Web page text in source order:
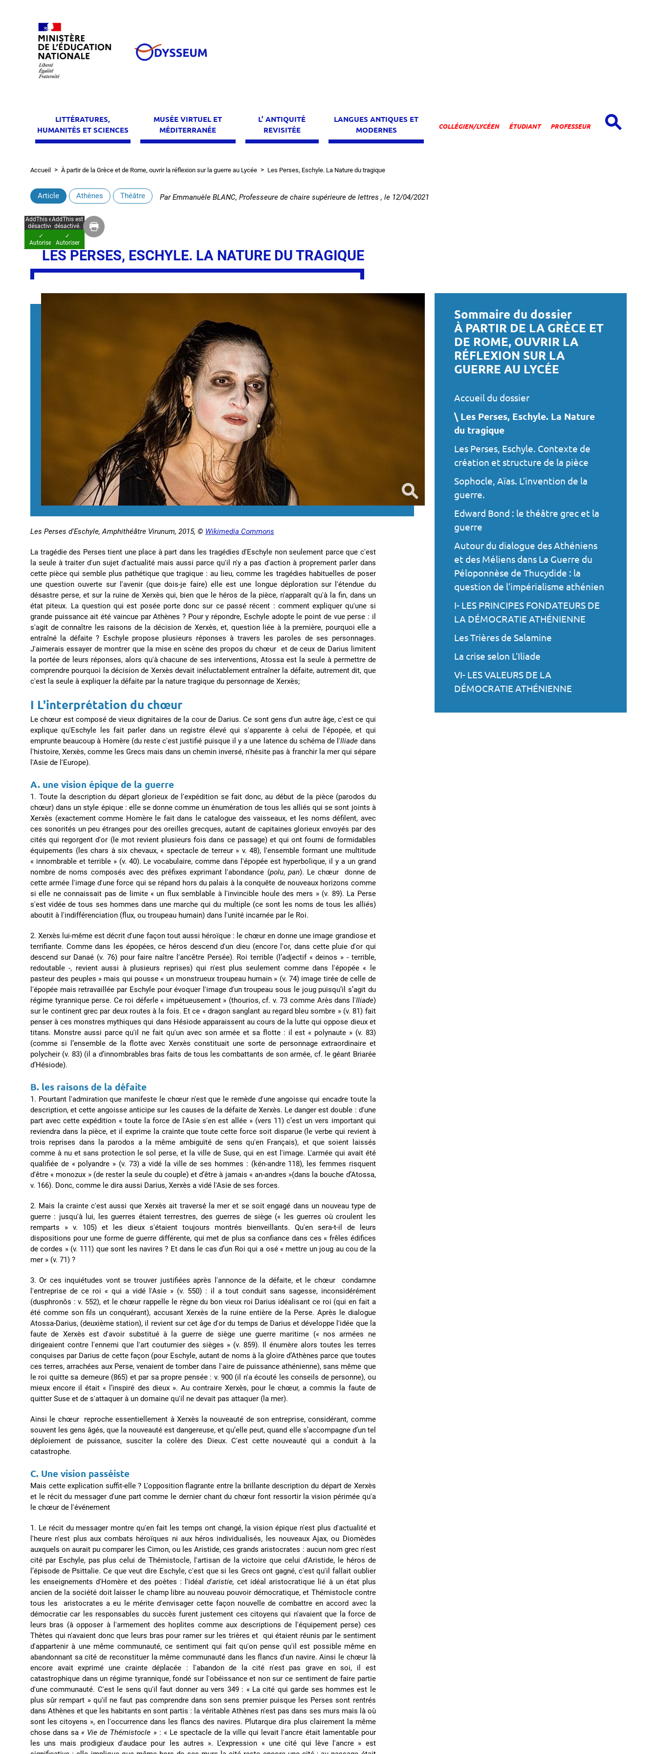
LITTÉRATURES,
HUMANITÉS ET SCIENCES
MUSÉE VIRTUEL ET
MÉDITERRANÉE
L’ ANTIQUITÉ
REVISITÉE
LANGUES ANTIQUES ET
MODERNES
Espaces
COLLÉGIEN/LYCÉEN ÉTUDIANT PROFESSEUR
Fil
d'Ariane
Accueil À partir de la Grèce et de Rome, ouvrir la réflexion sur la guerre au Lycée Les Perses, Eschyle. La Nature du tragique
Article Athènes Théâtre ParEmmanuèle BLANC, Professeure de chaire supérieure de lettres , le 12/04/2021
AddThis est
désactivé.
✓
Autoriser
AddThis est
désactivé.
✓
Autoriser
LES PERSES, ESCHYLE. LA NATURE DU TRAGIQUE
Les Perses d'Eschyle, Amphithéâtre Virunum, 2015, © Wikimedia Commons
La tragédie des Perses tient une place à part dans les tragédies d'Eschyle non seulement parce que c'est
la seule à traiter d'un sujet d'actualité mais aussi parce qu'il n'y a pas d'action à proprement parler dans
cette pièce qui semble plus pathétique que tragique : au lieu, comme les tragédies habituelles de poser
une question ouverte sur l'avenir (que dois-je faire) elle est une longue déploration sur l'étendue du
désastre perse, et sur la ruine de Xerxès qui, bien que le héros de la pièce, n'apparaît qu'à la fin, dans un
état piteux. La question qui est posée porte donc sur ce passé récent : comment expliquer qu'une si
grande puissance ait été vaincue par Athènes ? Pour y répondre, Eschyle adopte le point de vue perse : il
s'agit de connaître les raisons de la décision de Xerxès, et, question liée à la première, pourquoi elle a
entraîné la défaite ? Eschyle propose plusieurs réponses à travers les paroles de ses personnages.
J'aimerais essayer de montrer que la mise en scène des propos du chœur et de ceux de Darius limitent
la portée de leurs réponses, alors qu'à chacune de ses interventions, Atossa est la seule à permettre de
comprendre pourquoi la décision de Xerxès devait inéluctablement entraîner la défaite, autrement dit, que
c'est la seule à expliquer la défaite par la nature tragique du personnage de Xerxès;
I L'interprétation du chœur
Le chœur est composé de vieux dignitaires de la cour de Darius. Ce sont gens d'un autre âge, c'est ce qui
explique qu'Eschyle les fait parler dans un registre élevé qui s'apparente à celui de l'épopée, et qui
emprunte beaucoup à Homère (du reste c'est justifié puisque il y a une latence du schéma de l'Iliade dans
l'histoire, Xerxès, comme les Grecs mais dans un chemin inversé, n'hésite pas à franchir la mer qui sépare
l'Asie de l'Europe).
A. une vision épique de la guerre
1. Toute la description du départ glorieux de l'expédition se fait donc, au début de la pièce (parodos du
chœur) dans un style épique : elle se donne comme un énumération de tous les alliés qui se sont joints à
Xerxès (exactement comme Homère le fait dans le catalogue des vaisseaux, et les noms défilent, avec
ces sonorités un peu étranges pour des oreilles grecques, autant de capitaines glorieux envoyés par des
cités qui regorgent d'or (le mot revient plusieurs fois dans ce passage) et qui ont fourni de formidables
équipements (les chars à six chevaux, « spectacle de terreur » v. 48), l'ensemble formant une multitude
« innombrable et terrible » (v. 40). Le vocabulaire, comme dans l'épopée est hyperbolique, il y a un grand
nombre de noms composés avec des préfixes exprimant l'abondance (polu, pan). Le chœur donne de
cette armée l'image d'une force qui se répand hors du palais à la conquête de nouveaux horizons comme
si elle ne connaissait pas de limite « un flux semblable à l'invincible houle des mers » (v. 89). La Perse
s'est vidée de tous ses hommes dans une marche qui du multiple (ce sont les noms de tous les alliés)
aboutit à l'indifférenciation (flux, ou troupeau humain) dans l'unité incarnée par le Roi.
2. Xerxès lui-même est décrit d'une façon tout aussi héroïque : le chœur en donne une image grandiose et
terrifiante. Comme dans les épopées, ce héros descend d'un dieu (encore l'or, dans cette pluie d'or qui
descend sur Danaé (v. 76) pour faire naître l'ancêtre Persée). Roi terrible (l’adjectif « deinos » - terrible,
redoutable -, revient aussi à plusieurs reprises) qui n'est plus seulement comme dans l'épopée « le
pasteur des peuples » mais qui pousse « un monstrueux troupeau humain » (v. 74) image tirée de celle de
l'épopée mais retravaillée par Eschyle pour évoquer l'image d'un troupeau sous le joug puisqu’il s’agit du
régime tyrannique perse. Ce roi déferle « impétueusement » (thourios, cf. v. 73 comme Arès dans l'Iliade)
sur le continent grec par deux routes à la fois. Et ce « dragon sanglant au regard bleu sombre » (v. 81) fait
penser à ces monstres mythiques qui dans Hésiode apparaissent au cours de la lutte qui oppose dieux et
titans. Monstre aussi parce qu'il ne fait qu'un avec son armée et sa flotte : il est « polynaute » (v. 83)
(comme si l’ensemble de la flotte avec Xerxès constituait une sorte de personnage extraordinaire et
polycheir (v. 83) (il a d’innombrables bras faits de tous les combattants de son armée, cf. le géant Briarée
d’Hésiode).
B. les raisons de la défaite
1. Pourtant l'admiration que manifeste le chœur n'est que le remède d'une angoisse qui encadre toute la
description, et cette angoisse anticipe sur les causes de la défaite de Xerxès. Le danger est double : d'une
part avec cette expédition « toute la force de l'Asie s'en est allée » (vers 11) c’est un vers important qui
reviendra dans la pièce, et il exprime la crainte que toute cette force soit disparue (le verbe qui revient à
trois reprises dans la parodos a la même ambiguïté de sens qu'en Français), et que soient laissés
comme à nu et sans protection le sol perse, et la ville de Suse, qui en est l'image. L'armée qui avait été
qualifiée de « polyandre » (v. 73) a vidé la ville de ses hommes : (kén-andre 118), les femmes risquent
d'être « monozux » (de rester la seule du couple) et d’être à jamais « an-andres »(dans la bouche d’Atossa,
v. 166). Donc, comme le dira aussi Darius, Xerxès a vidé l'Asie de ses forces.
2. Mais la crainte c'est aussi que Xerxès ait traversé la mer et se soit engagé dans un nouveau type de
guerre : jusqu'à lui, les guerres étaient terrestres, des guerres de siège (« les guerres où croulent les
remparts » v. 105) et les dieux s'étaient toujours montrés bienveillants. Qu'en sera-t-il de leurs
dispositions pour une forme de guerre différente, qui met de plus sa confiance dans ces « frêles édifices
de cordes » (v. 111) que sont les navires ? Et dans le cas d’un Roi qui a osé « mettre un joug au cou de la
mer » (v. 71) ?
3. Or ces inquiétudes vont se trouver justifiées après l'annonce de la défaite, et le chœur condamne
l'entreprise de ce roi « qui a vidé l'Asie » (v. 550) : il a tout conduit sans sagesse, inconsidérément
(dusphronôs : v. 552), et le chœur rappelle le règne du bon vieux roi Darius idéalisant ce roi (qui en fait a
été comme son fils un conquérant), accusant Xerxès de la ruine entière de la Perse. Après le dialogue
Atossa-Darius, (deuxième station), il revient sur cet âge d'or du temps de Darius et développe l'idée que la
faute de Xerxès est d'avoir substitué à la guerre de siège une guerre maritime (« nos armées ne
dirigeaient contre l'ennemi que l'art coutumier des sièges » (v. 859). Il énumère alors toutes les terres
conquises par Darius de cette façon (pour Eschyle, autant de noms à la gloire d’Athènes parce que toutes
ces terres, arrachées aux Perse, venaient de tomber dans l'aire de puissance athénienne), sans même que
le roi quitte sa demeure (865) et par sa propre pensée : v. 900 (il n'a écouté les conseils de personne), ou
mieux encore il était « l’inspiré des dieux ». Au contraire Xerxès, pour le chœur, a commis la faute de
quitter Suse et de s'attaquer à un domaine qu'il ne devait pas attaquer (la mer).
Ainsi le chœur reproche essentiellement à Xerxès la nouveauté de son entreprise, considérant, comme
souvent les gens âgés, que la nouveauté est dangereuse, et qu’elle peut, quand elle s’accompagne d’un tel
déploiement de puissance, susciter la colère des Dieux. C'est cette nouveauté qui a conduit à la
catastrophe.
C. Une vision passéiste
Mais cette explication suffit-elle ? L'opposition flagrante entre la brillante description du départ de Xerxès
et le récit du messager d'une part comme le dernier chant du chœur font ressortir la vision périmée qu'a
le chœur de l'événement
1. Le récit du messager montre qu'en fait les temps ont changé, la vision épique n'est plus d'actualité et
l'heure n'est plus aux combats héroïques ni aux héros individualisés, les nouveaux Ajax, ou Diomèdes
auxquels on aurait pu comparer les Cimon, ou les Aristide, ces grands aristocrates : aucun nom grec n'est
cité par Eschyle, pas plus celui de Thémistocle, l'artisan de la victoire que celui d'Aristide, le héros de
l’épisode de Psittalie. Ce que veut dire Eschyle, c'est que si les Grecs ont gagné, c'est qu'il fallait oublier
les enseignements d'Homère et des poètes : l'idéald'aristie, cet idéal aristocratique lié à un état plus
ancien de la société doit laisser le champ libre au nouveau pouvoir démocratique, et Thémistocle contre
tous les aristocrates a eu le mérite d'envisager cette façon nouvelle de combattre en accord avec la
démocratie car les responsables du succès furent justement ces citoyens qui n'avaient que la force de
leurs bras (à opposer à l'armement des hoplites comme aux descriptions de l'équipement perse) ces
Thètes qui n'avaient donc que leurs bras pour ramer sur les trières et qui étaient réunis par le sentiment
d'appartenir à une même communauté, ce sentiment qui fait qu'on pense qu'il est possible même en
abandonnant sa cité de reconstituer la même communauté dans les flancs d'un navire. Ainsi le chœur là
encore avait exprimé une crainte déplacée : l'abandon de la cité n'est pas grave en soi, il est
catastrophique dans un régime tyrannique, fondé sur l'obéissance et non sur ce sentiment de faire partie
d'une communauté. C'est le sens qu'il faut donner au vers 349 : « La cité qui garde ses hommes est le
plus sûr rempart » qu'il ne faut pas comprendre dans son sens premier puisque les Perses sont rentrés
dans Athènes et que les habitants en sont partis : la véritable Athènes n'est pas dans ses murs mais là où
sont les citoyens », en l'occurrence dans les flancs des navires. Plutarque dira plus clairement la même
chose dans sa« Vie de Thémistocle » : « Le spectacle de la ville qui levait l'ancre était lamentable pour
les uns mais prodigieux d'audace pour les autres ». L’expression « une cité qui lève l'ancre » est
Sommaire du dossier
À PARTIR DE LA GRÈCE ET
DE ROME, OUVRIR LA
RÉFLEXION SUR LA
GUERRE AU LYCÉE
Accueil du dossier
Les Perses, Eschyle. La Nature
du tragique
Les Perses, Eschyle. Contexte de
création et structure de la pièce
Sophocle, Aïas. L’invention de la
guerre.
Edward Bond : le théâtre grec et la
guerre
Autour du dialogue des Athéniens
et des Méliens dans La Guerre du
Péloponnèse de Thucydide : la
question de l’impérialisme athénien
I- LES PRINCIPES FONDATEURS DE
LA DÉMOCRATIE ATHÉNIENNE
Les Trières de Salamine
La crise selon L’Iliade
VI- LES VALEURS DE LA
DÉMOCRATIE ATHÉNIENNE